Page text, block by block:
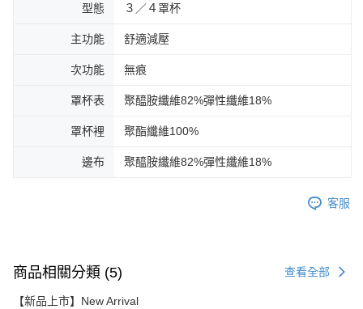
型態 ３／４罩杯
主功能 舒適減壓
次功能 無痕
罩杯表 聚醯胺纖維82%彈性纖維18%
罩杯裡 聚酯纖維100%
邊布 聚醯胺纖維82%彈性纖維18%
客服
商品相關分類 (5) 查看全部
【新品上市】New Arrival